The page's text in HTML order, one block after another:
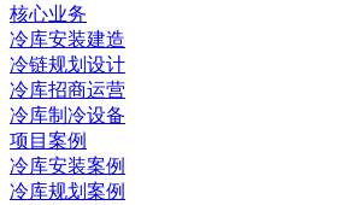
核心业务
冷库安装建造
冷链规划设计
冷库招商运营
冷库制冷设备
项目案例
冷库安装案例
冷库规划案例